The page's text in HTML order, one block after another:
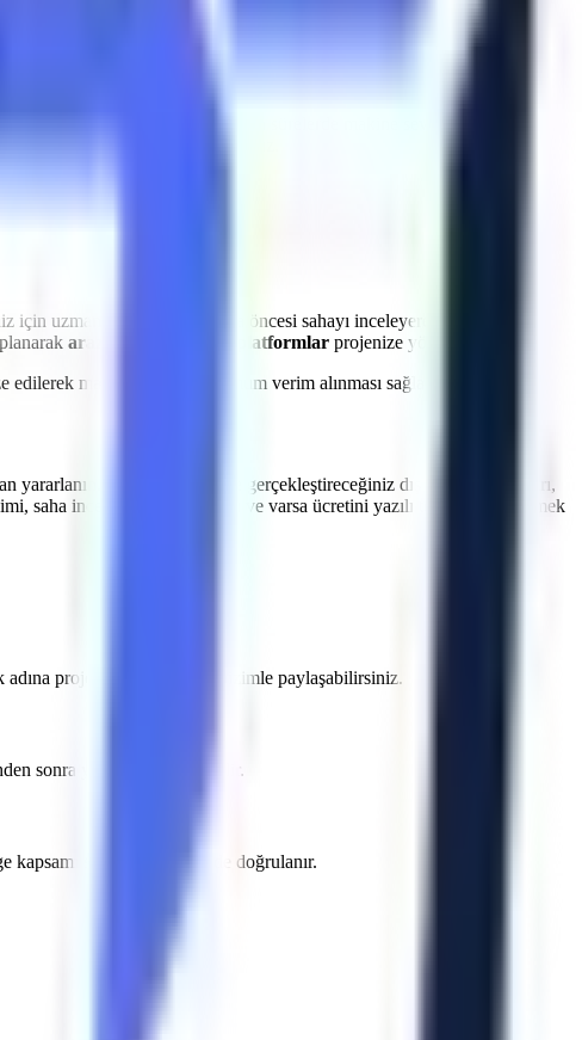
acil indirme valfleri ile donatılmıştır.
kayıplarının önüne geçiyoruz.
için uzman ekibimiz, kiralama öncesi sahayı inceleyerek en uygun
araziye uygun güçlü platformlar projenize yönlendirilir.
makinelerden maksimum verim alınması sağlanır.
yararlanın.
genelinde gerçekleştireceğiniz dış cephe onarımları,
saha incelemesinin kapsamı ve varsa ücretini yazılı teklifte netleştirmek
projenizin detaylarını bizimle paylaşabilirsiniz.
sonra yazılı teklifte belirtilir.
sözleşme öncesinde doğrulanır.